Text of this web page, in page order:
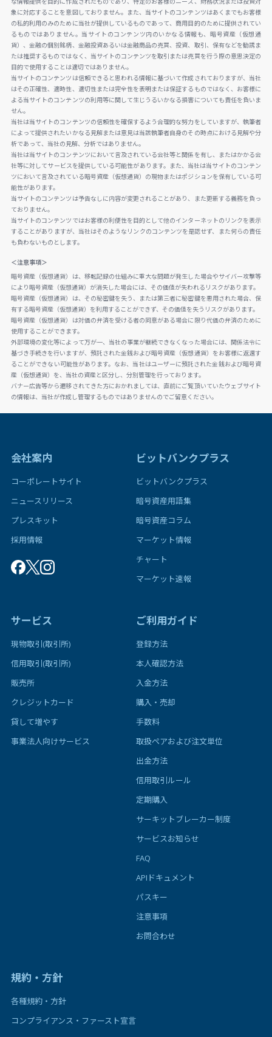
象に対応することを意図しておりません。また、当サイトのコンテンツはあくまでもお客様
の私的利用のみのために当社が提供しているものであって、商用目的のために提供されてい
るものではありません。当サイトのコンテンツ内のいかなる情報も、暗号資産（仮想通
貨）、金融の個別銘柄、金融投資あるいは金融商品の売買、投資、取引、保有などを勧誘ま
たは推奨するものではなく、当サイトのコンテンツを取引または売買を行う際の意思決定の
目的で使用することは適切ではありません。
当サイトのコンテンツは信頼できると思われる情報に基づいて作成されておりますが、当社
はその正確性、適時性、適切性または完全性を表明または保証するものではなく、お客様に
よる当サイトのコンテンツの利用等に関して生じうるいかなる損害についても責任を負いま
せん。
当社は当サイトのコンテンツの信頼性を確保するよう合理的な努力をしていますが、執筆者
によって提供されたいかなる見解または意見は当該執筆者自身のその時点における見解や分
析であって、当社の見解、分析ではありません。
当社は当サイトのコンテンツにおいて言及されている会社等と関係を有し、またはかかる会
社等に対してサービスを提供している可能性があります。また、当社は当サイトのコンテン
ツにおいて言及されている暗号資産（仮想通貨）の現物またはポジションを保有している可
能性があります。
当サイトのコンテンツは予告なしに内容が変更されることがあり、また更新する義務を負っ
ておりません。
当サイトのコンテンツではお客様の利便性を目的として他のインターネットのリンクを表示
することがありますが、当社はそのようなリンクのコンテンツを是認せず、また何らの責任
も負わないものとします。
＜注意事項＞
暗号資産（仮想通貨）は、移転記録の仕組みに重大な問題が発生した場合やサイバー攻撃等
により暗号資産（仮想通貨）が消失した場合には、その価値が失われるリスクがあります。
暗号資産（仮想通貨）は、その秘密鍵を失う、または第三者に秘密鍵を悪用された場合、保
有する暗号資産（仮想通貨）を利用することができず、その価値を失うリスクがあります。
暗号資産（仮想通貨）は対価の弁済を受ける者の同意がある場合に限り代価の弁済のために
使用することができます。
外部環境の変化等によって万が一、当社の事業が継続できなくなった場合には、関係法令に
基づき手続きを行いますが、預託された金銭および暗号資産（仮想通貨）をお客様に返還す
ることができない可能性があります。なお、当社はユーザーに預託された金銭および暗号資
産（仮想通貨）を、当社の資産と区分し、分別管理を行っております。
バナー広告等から遷移されてきた方におかれましては、直前にご覧頂いていたウェブサイト
の情報は、当社が作成し管理するものではありませんのでご留意ください。
会社案内
コーポレートサイト
ニュースリリース
プレスキット
採用情報
ビットバンクプラス
ビットバンクプラス
暗号資産用語集
暗号資産コラム
マーケット情報
チャート
マーケット速報
サービス
現物取引(取引所)
信用取引(取引所)
販売所
クレジットカード
貸して増やす
事業法人向けサービス
ご利用ガイド
登録方法
本人確認方法
入金方法
購入・売却
手数料
取扱ペアおよび注文単位
出金方法
信用取引ルール
定期購入
サーキットブレーカー制度
サービスお知らせ
FAQ
APIドキュメント
パスキー
注意事項
お問合わせ
規約・方針
各種規約・方針
コンプライアンス・ファースト宣言